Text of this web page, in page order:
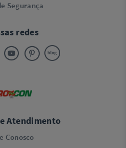
Segurança
redes
Atendimento
Conosco